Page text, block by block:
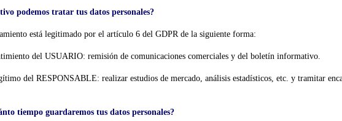
podemos tratar tus datos personales?
está legitimado por el artículo 6 del GDPR de la siguiente forma:
del USUARIO: remisión de comunicaciones comerciales y del boletín informativo.
del RESPONSABLE: realizar estudios de mercado, análisis estadísticos, etc. y tramitar
tiempo guardaremos tus datos personales?